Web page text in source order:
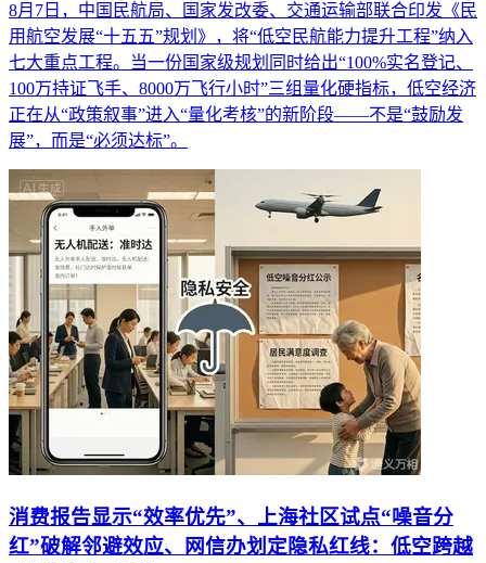
8月7日，中国民航局、国家发改委、交通运输部联合印发《民
用航空发展“十五五”规划》，将“低空民航能力提升工程”纳入
七大重点工程。当一份国家级规划同时给出“100%实名登记、
100万持证飞手、8000万飞行小时”三组量化硬指标，低空经济
正在从“政策叙事”进入“量化考核”的新阶段——不是“鼓励发
展”，而是“必须达标”。
消费报告显示“效率优先”、上海社区试点“噪音分
红”破解邻避效应、网信办划定隐私红线：低空跨越